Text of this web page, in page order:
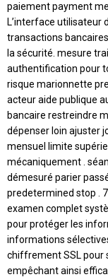
paiement payment
L’interface utilisateur
transactions
la sécurité. mesure
authentification pour
risque marionnette
acteur aide publique
bancaire restreindre
dépenser loin ajuster
mensuel limite
mécaniquement .
démesuré parier
predetermined stop .
examen complet
pour protéger les
informations
chiffrement SSL pour
empêchant ainsi